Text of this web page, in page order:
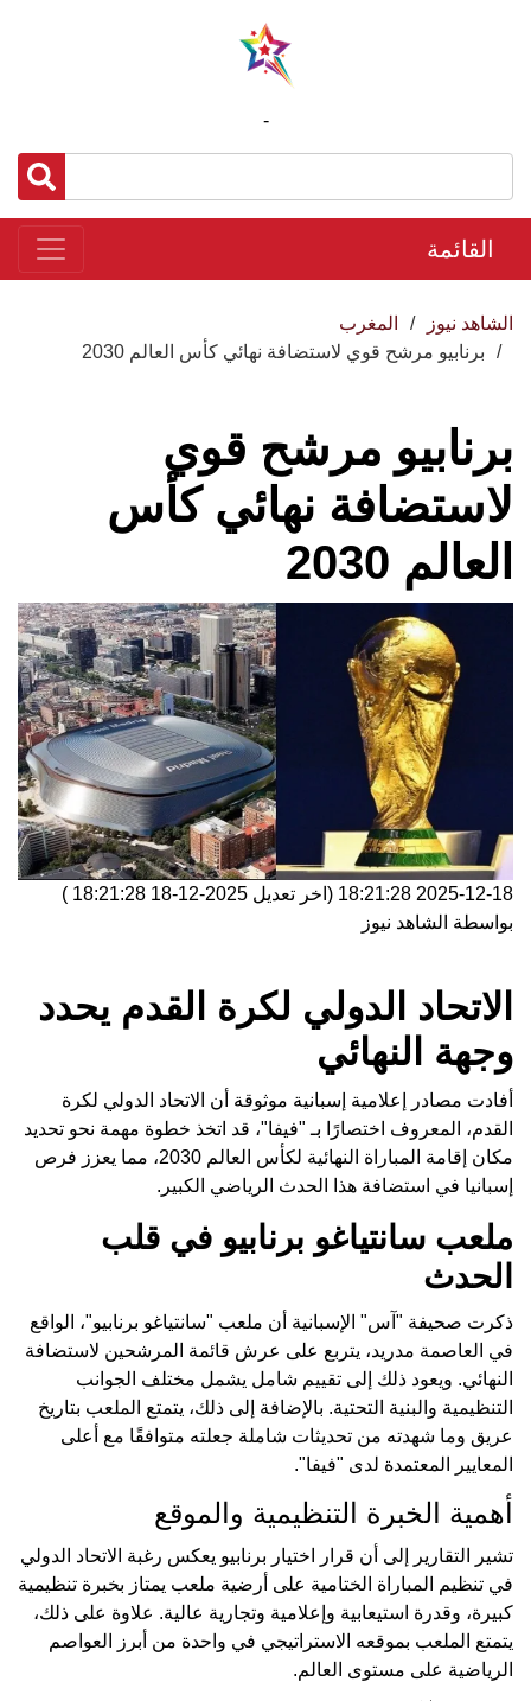
-
القائمة
الشاهد نيوز
المغرب
برنابيو مرشح قوي لاستضافة نهائي كأس العالم 2030
برنابيو مرشح قوي
لاستضافة نهائي كأس
العالم 2030
2025-12-18 18:21:28 (اخر تعديل 2025-12-18 18:21:28
)
بواسطة الشاهد نيوز
الاتحاد الدولي لكرة القدم يحدد
وجهة النهائي
أفادت مصادر إعلامية إسبانية موثوقة أن الاتحاد الدولي لكرة
القدم، المعروف اختصارًا بـ "فيفا"، قد اتخذ خطوة مهمة نحو تحديد
مكان إقامة المباراة النهائية لكأس العالم 2030، مما يعزز فرص
إسبانيا في استضافة هذا الحدث الرياضي الكبير.
ملعب سانتياغو برنابيو في قلب
الحدث
ذكرت صحيفة "آس" الإسبانية أن ملعب "سانتياغو برنابيو"، الواقع
في العاصمة مدريد، يتربع على عرش قائمة المرشحين لاستضافة
النهائي. ويعود ذلك إلى تقييم شامل يشمل مختلف الجوانب
التنظيمية والبنية التحتية. بالإضافة إلى ذلك، يتمتع الملعب بتاريخ
عريق وما شهدته من تحديثات شاملة جعلته متوافقًا مع أعلى
المعايير المعتمدة لدى "فيفا".
أهمية الخبرة التنظيمية والموقع
تشير التقارير إلى أن قرار اختيار برنابيو يعكس رغبة الاتحاد الدولي
في تنظيم المباراة الختامية على أرضية ملعب يمتاز بخبرة تنظيمية
كبيرة، وقدرة استيعابية وإعلامية وتجارية عالية. علاوة على ذلك،
يتمتع الملعب بموقعه الاستراتيجي في واحدة من أبرز العواصم
الرياضية على مستوى العالم.